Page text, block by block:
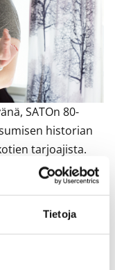
Tietoja
SATOn 80-
historian
tarjoajista.
koteja sodasta
jolloin uusia
Koti